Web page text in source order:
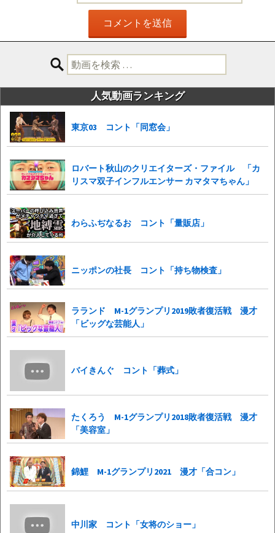
検
索:
人気動画ランキング
東京03 コント「同窓会」
ロバート秋山のクリエイターズ・ファイル 「カ
リスマ双子インフルエンサー カマタマちゃん」
わらふぢなるお コント「量販店」
ニッポンの社長 コント「持ち物検査」
ラランド M-1グランプリ2019敗者復活戦 漫才
「ビッグな芸能人」
バイきんぐ コント「葬式」
たくろう M-1グランプリ2018敗者復活戦 漫才
「美容室」
錦鯉 M-1グランプリ2021 漫才「合コン」
中川家 コント「女将のショー」